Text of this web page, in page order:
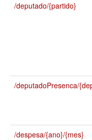
Catálogo de dados
Legislação
Perguntas frequentes
/deputado/{partido}
/deputadoPresenca/
/despesa/{ano}/{mes}